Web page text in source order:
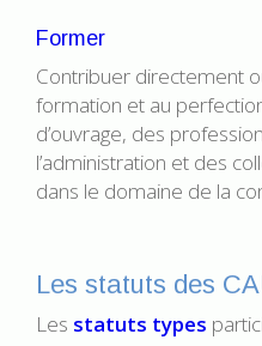
Former
Contribuer directement
formation et au
d’ouvrage, des
l’administration et des
dans le domaine de la
Les statuts des
Les statuts types